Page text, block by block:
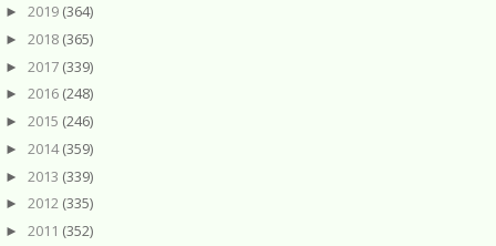
► 2019 (364)
► 2018 (365)
► 2017 (339)
► 2016 (248)
► 2015 (246)
► 2014(359)
► 2013 (339)
► 2012 (335)
► 2011 (352)